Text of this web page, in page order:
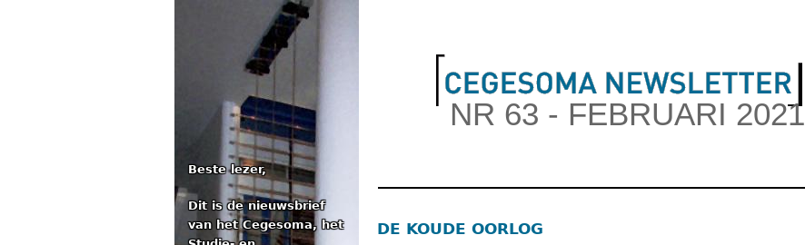
NR 63 - FEBRUARI 2021
DE KOUDE OORLOG
Beste lezer,
Dit is de nieuwsbrief
van het Cegesoma, het